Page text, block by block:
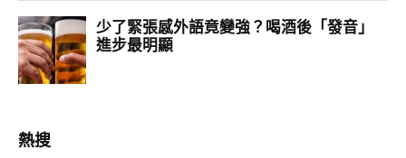
熱搜